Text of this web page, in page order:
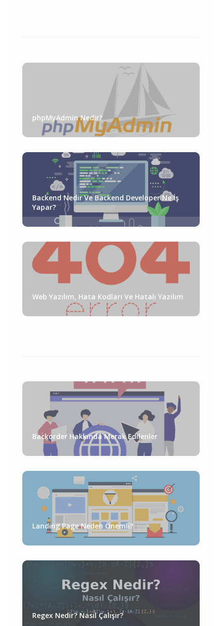
phpMyAdmin Nedir?
Backend Nedir Ve Backend Developer Ne İş
Yapar?
Web Yazılım, Hata Kodları Ve Hatalı Yazılım
Backorder Hakkında Merak Edilenler
Landing Page Neden Önemli?
Regex Nedir? Nasıl Çalışır?